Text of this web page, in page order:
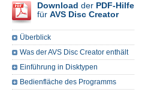
Download der PDF-Hilfe
für AVS Disc Creator
Überblick
Was der AVS Disc Creator enthält
Einführung in Disktypen
Bedienfläche des Programms